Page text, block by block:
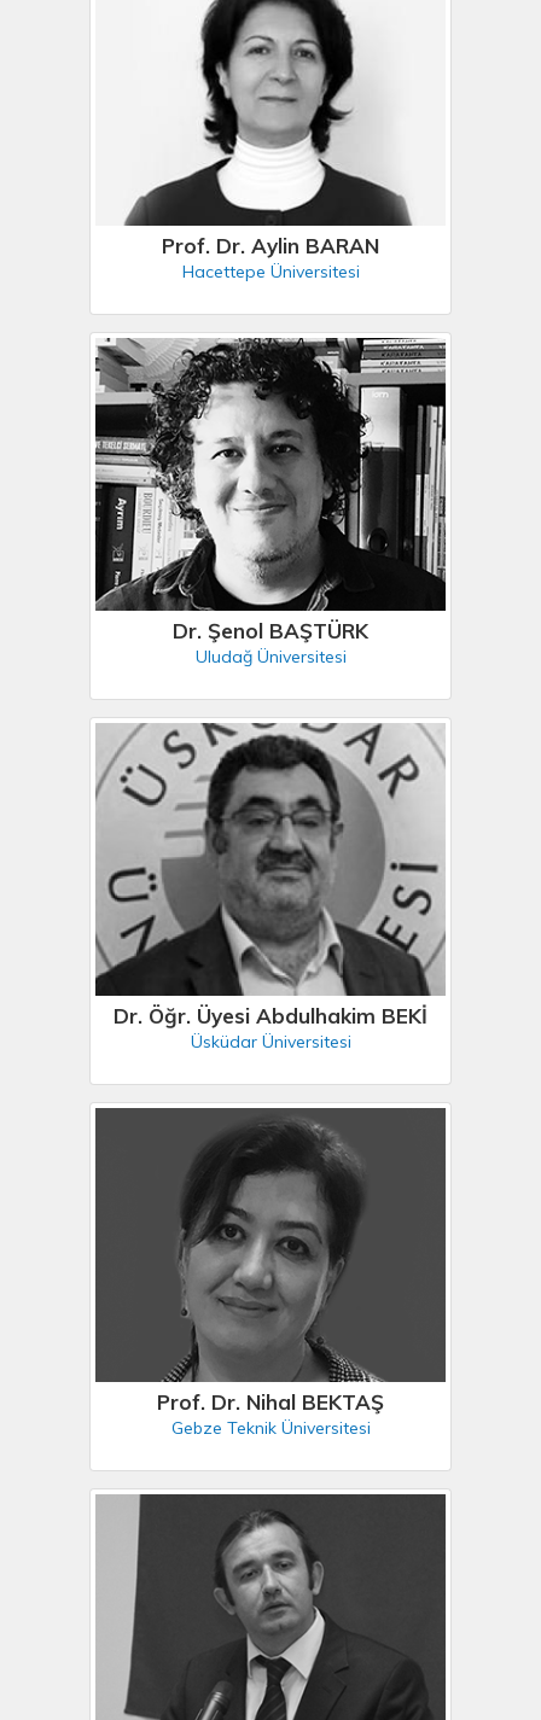
Prof. Dr. Aylin BARAN
Hacettepe Üniversitesi
Dr. Şenol BAŞTÜRK
Uludağ Üniversitesi
Dr. Öğr. Üyesi Abdulhakim BEKİ
Üsküdar Üniversitesi
Prof. Dr. Nihal BEKTAŞ
Gebze Teknik Üniversitesi